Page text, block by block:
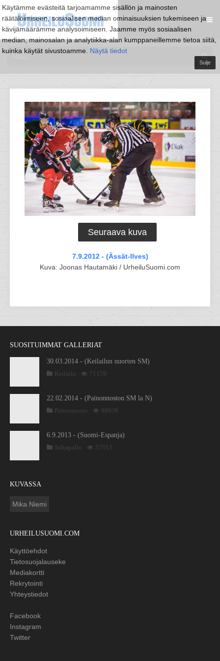
Käytämme evästeitä tarjoamamme sisällön ja mainosten
räätälöimiseen, sosiaalisen median ominaisuuksien tukemiseen ja
kävijämäärämme analysoimiseen. Jaamme myös sosiaalisen
median, mainosalan ja analytiikka-alan kumppaneillemme tietoa siitä,
kuinka käytät sivustoamme. Näytä tiedot
Sulje
Seuraava kuva
7.9.2012 - (Ässät-Ilves)
Kuva: Joonas Hautamäki / UrheiluSuomi.com
SUOSITUIMMAT GALLERIAT
30.03.2014 - (Keilailun nuorten SM)
Keilailu
71179
22.02.2014 - (Painonnoston SM la N)
Painonnosto
69039
6.9.2013 - (Suomi-Espanja)
Jalkapallo
57515
KUVASSA
Mika Niemi
URHEILUSUOMI.COM
Käyttöehdot
Tietosuojalauseke
Mediakortti
Rekrytointi
Yhteystiedot
Facebook
Instagram
Twitter